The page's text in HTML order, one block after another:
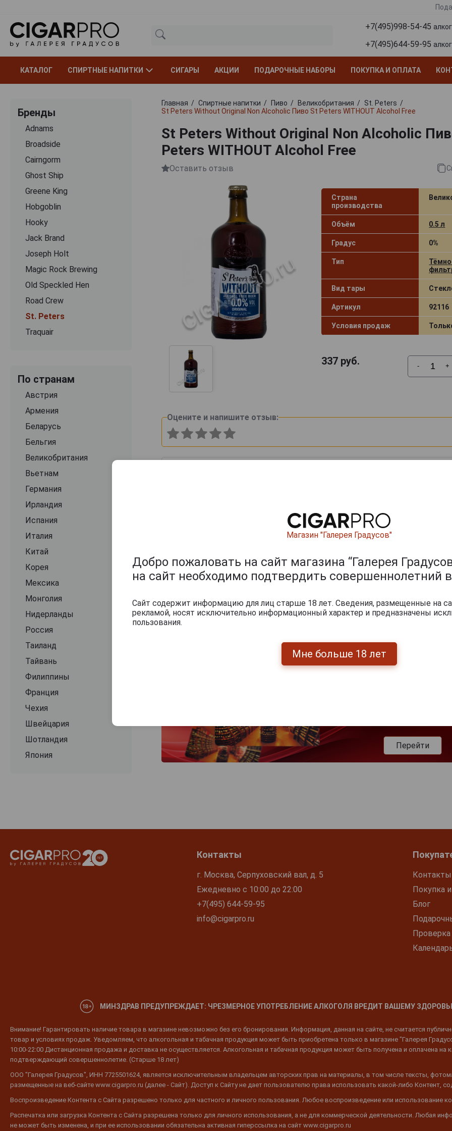
+7(495)998-54-45
+7(495)644-59-95
КАТАЛОГ СПИРТНЫЕ НАПИТКИ СИГАРЫ АКЦИИ ПОДАРОЧНЫЕ НАБОРЫ ПОКУПКА И ОПЛАТА
Бренды
Adnams
Broadside
Cairngorm
Ghost Ship
Greene King
Hobgoblin
Hooky
Jack Brand
Joseph Holt
Magic Rock Brewing
Old Speckled Hen
Road Crew
St. Peters
Traquair
По странам
Австрия
Армения
Беларусь
Бельгия
Великобритания
Вьетнам
Германия
Ирландия
Испания
Италия
Китай
Корея
Мексика
Монголия
Нидерланды
Россия
Таиланд
Тайвань
Филиппины
Франция
Чехия
Швейцария
Шотландия
Япония
Главная Спиртные напитки Пиво Великобритания
St. Peters
St Peters Without Original Non Alcoholic Пиво St Peters WITHOUT Alcohol Free
St Peters Without Original Non Alcoholic
Peters WITHOUT Alcohol Free
Оставить отзыв
Страна
производства
Объём 0.5 л
Градус 0%
Тип
Вид тары
Артикул 92116
Условия продаж
337руб. - +
Оцените и напишите отзыв:
0
Перейти
Контакты
г. Москва, Серпуховский вал, д. 5
Ежедневно с 10:00 до 22:00
+7(495) 644-59-95
info@cigarpro.ru
Контакты
Покупка
Блог
МИНЗДРАВ ПРЕДУПРЕЖДАЕТ: ЧРЕЗМЕРНОЕ УПОТРЕБЛЕНИЕ АЛКОГОЛЯ ВРЕДИТ ВАШЕМУ
Внимание! Гарантировать наличие товара в магазине невозможно без его бронирования. Информация, данная на сайте, не считается
товар и условиях продаж. Уведомляем, что алкогольная и табачная продукция может быть приобретена только в магазине "Галерея
10:00-22:00 Дистанционная продажа и доставка не осуществляется. Алкогольная и табачная продукция может быть получена и оплачена на
подтверждающий совершеннолетие. (Старше 18 лет)
ООО "Галерея Градусов", ИНН 7725501624, является исключительным владельцем авторских прав на материалы, в том числе тексты,
размещенные на веб-сайте www.cigarpro.ru (далее - Сайт). Доступ к Сайту не дает пользователю права использовать какой-либо Контент,
Воспроизведение Контента с Сайта разрешено только для частного и личного пользования. Любое воспроизведение или использование
Распечатка или загрузка Контента с Сайта разрешена только для личного использования, а не для коммерческой деятельности. Любая
не может быть изменена, и при ее использовании обязательна активная гиперссылка на сайт www.cigarpro.ru
Магазин "Галерея Градусов"
Добро пожаловать на сайт магазина “Галерея
на сайт необходимо подтвердить совершеннолетний
Сайт содержит информацию для лиц старше 18 лет. Сведения, размещенные на
рекламой, носят исключительно информационный характер и предназначены
пользования.
Мне больше 18 лет